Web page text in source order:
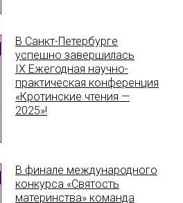
В Санкт-Петербурге
успешно завершилась
IX Ежегодная научно-
практическая конференция
«Кротинские чтения —
2025»!
В финале международного
конкурса «Святость
материнства» команда